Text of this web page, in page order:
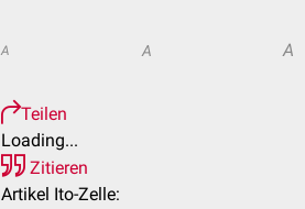
A A A
Teilen
Loading...
Zitieren
Artikel Ito-Zelle: